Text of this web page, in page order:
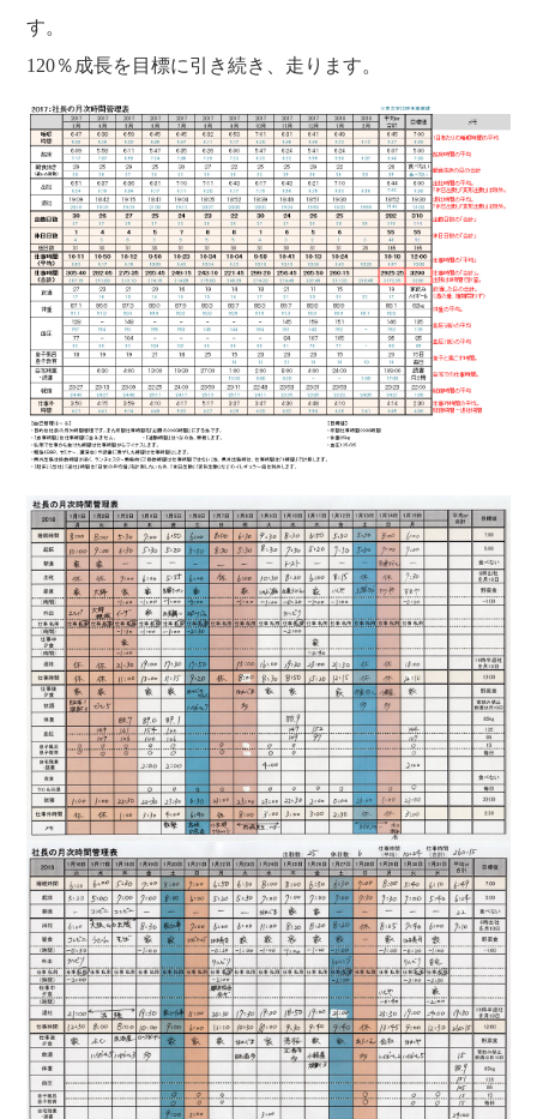
す。
120％成長を目標に引き続き、走ります。